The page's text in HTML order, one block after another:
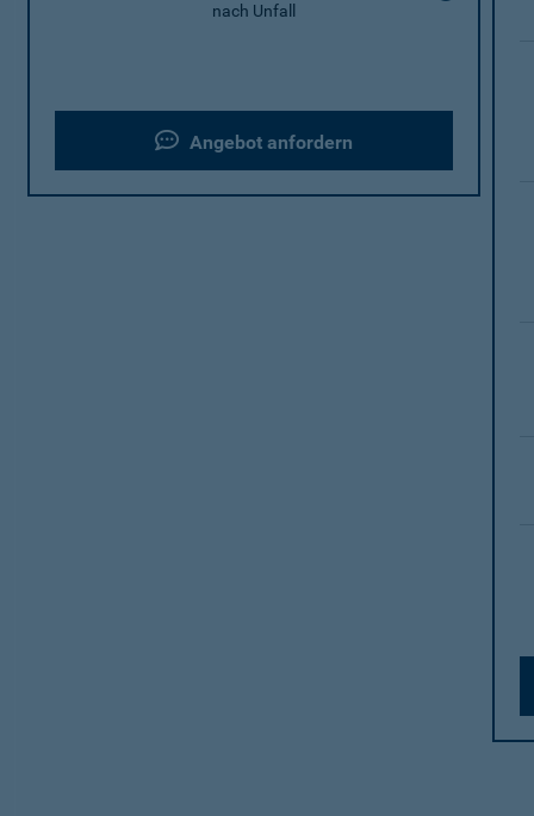
nach Unfall
Angebot anfordern